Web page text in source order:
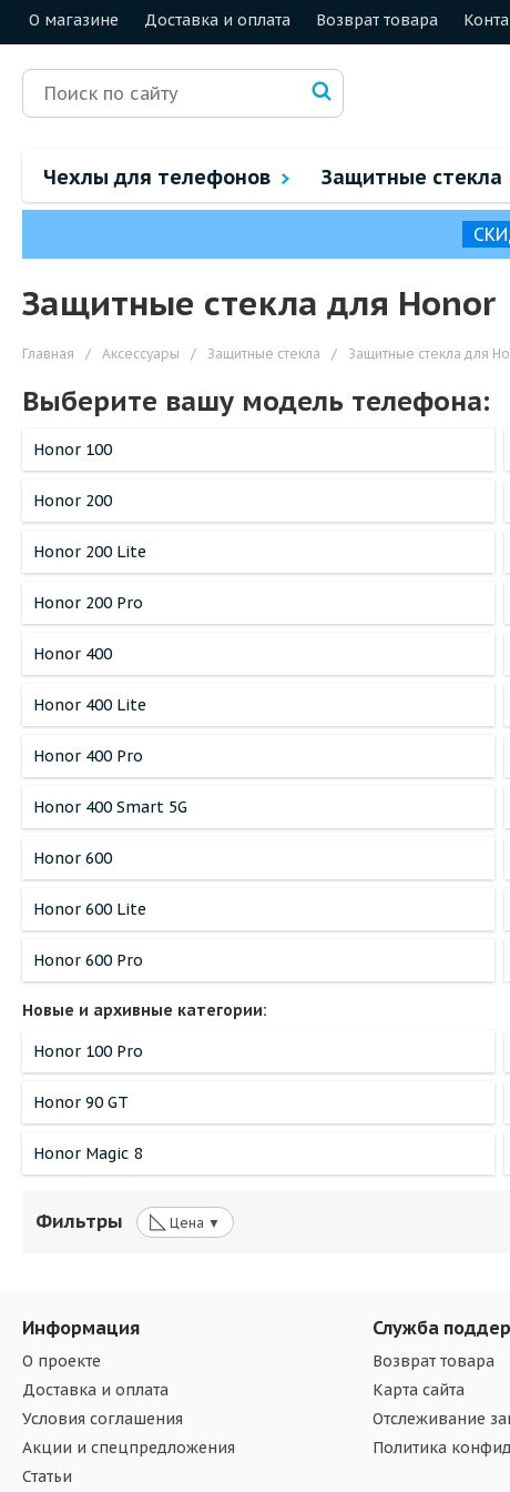
О магазине Доставка и оплата Возврат товара
Чехлы для телефонов Защитные стекла
Защитные стекла для Honor
Главная / Аксессуары / Защитные стекла / Защитные стекла для
Выберите вашу модель телефона:
Honor 100
Honor 200
Honor 200 Lite
Honor 200 Pro
Honor 400
Honor 400 Lite
Honor 400 Pro
Honor 400 Smart 5G
Honor 600
Honor 600 Lite
Honor 600 Pro
Новые и архивные категории:
Honor 100 Pro
Honor 90 GT
Honor Magic 8
Фильтры ◺ Цена ▼
Информация
О проекте
Доставка и оплата
Условия соглашения
Акции и спецпредложения
Статьи
Служба
Возврат товара
Карта сайта
Отслеживание
Политика